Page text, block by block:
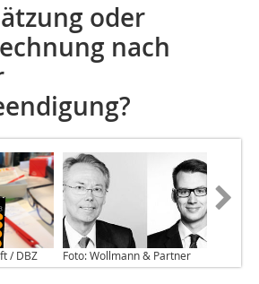
oder
nach
/ DBZ Foto: Wollmann & Partner